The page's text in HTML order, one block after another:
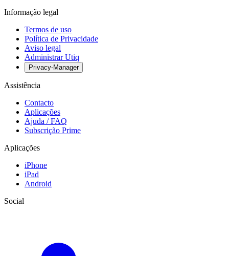
Informação legal
Termos de uso
Política de Privacidade
Aviso legal
Administrar Utiq
Privacy-Manager
Assistência
Contacto
Aplicações
Ajuda / FAQ
Subscrição Prime
Aplicações
iPhone
iPad
Android
Social